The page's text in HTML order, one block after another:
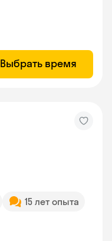
Выбрать время
15 лет опыта